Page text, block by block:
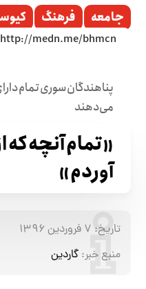
جامعه فرهنگ
پناهندگان سوری تمام
می‌دهند
«تمام آنچه که
آوردم»
تاریخ: ۷ فروردین ۱۳۹۶
منبع خبر: گاردین